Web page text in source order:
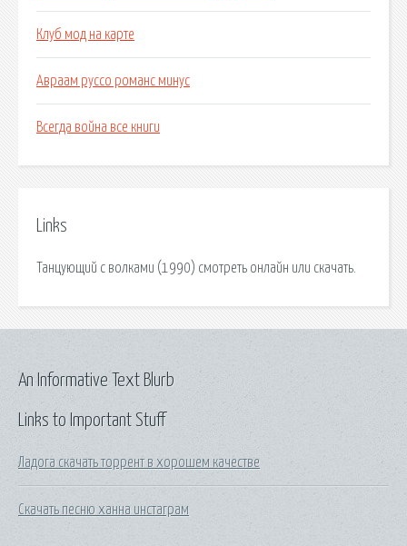
Клуб мод на карте
Авраам руссо романс минус
Всегда война все книги
Links
Танцующий с волками (1990) смотреть онлайн или скачать.
Links to Important Stuff
Ладога скачать торрент в хорошем качестве
Скачать песню ханна инстаграм
An Informative Text Blurb